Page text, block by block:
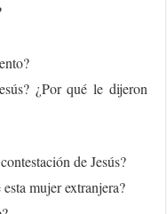
¿Por qué le dijeron
de Jesús?
mujer extranjera?